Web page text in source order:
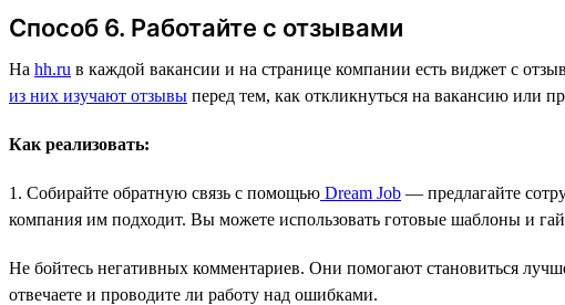
Способ 6. Работайте с отзывами
На hh.ru в каждой вакансии и на странице компании есть виджет с
из них изучают отзывы перед тем, как откликнуться на вакансию или
Как реализовать:
1. Собирайте обратную связь с помощью Dream Job — предлагайте
компания им подходит. Вы можете использовать готовые шаблоны и
Не бойтесь негативных комментариев. Они помогают становиться
отвечаете и проводите ли работу над ошибками.